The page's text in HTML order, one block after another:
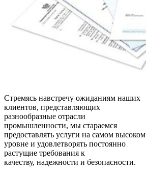
Стремясь навстречу ожиданиям наших
клиентов, представляющих
разнообразные отрасли
промышленности, мы стараемся
предоставлять услуги на самом высоком
уровне и удовлетворять постоянно
растущие требования к
качеству, надежности и безопасности.